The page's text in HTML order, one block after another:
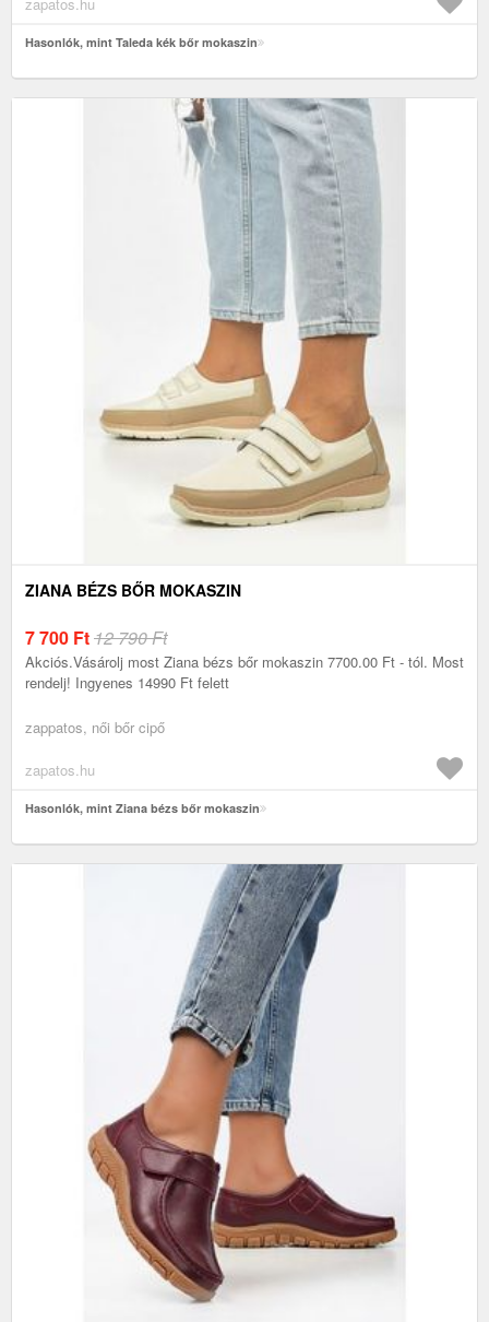
Hasonlók, mint Taleda kék bőr mokaszin
ZIANA BÉZS BŐR MOKASZIN
7 700 Ft12 790 Ft
Akciós.Vásárolj most Ziana bézs bőr mokaszin 7700.00 Ft - tól. Most
rendelj! Ingyenes 14990 Ft felett
zappatos, női bőr cipő
zapatos.hu
Hasonlók, mint Ziana bézs bőr mokaszin